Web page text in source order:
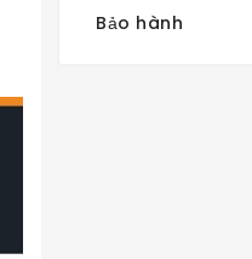
Bảo hành